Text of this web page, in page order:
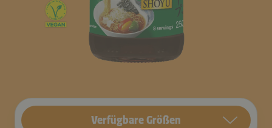
Verfügbare Größen